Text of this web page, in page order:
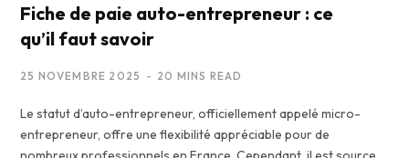
Fiche de paie auto-entrepreneur : ce
qu’il faut savoir
25 NOVEMBRE 2025 20 MINS READ
Le statut d’auto-entrepreneur, officiellement appelé micro-
entrepreneur, offre une flexibilité appréciable pour de